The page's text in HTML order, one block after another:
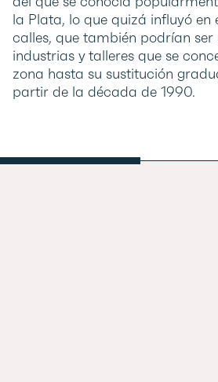
la Plata, lo que quizá influyó en
calles, que también podrían
industrias y talleres que se
zona hasta su sustitución
partir de la década de 1990.